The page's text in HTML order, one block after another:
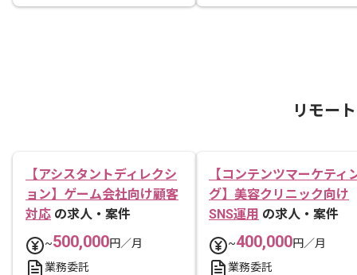
リモー
【アシスタントディレクシ
ョン】ゲーム会社向け顧客
対応 の求人・案件
~500,000円／月
業務委託
【コンテンツマーケティ
グ】美容クリニック向け
SNS運用 の求人・案件
~400,000円／月
業務委託